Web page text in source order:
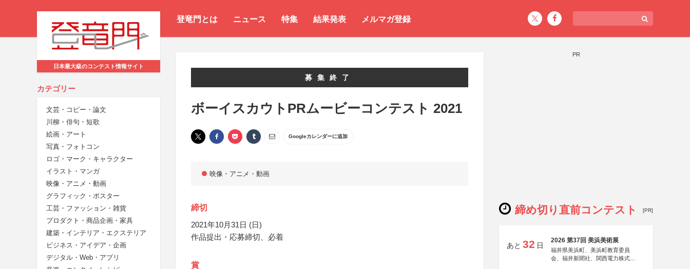
登竜門とは ニュース 特集 結果発表 メルマガ登録
日本最大級のコンテスト情報サイト
カテゴリー
文芸・コピー・論文
川柳・俳句・短歌
絵画・アート
写真・フォトコン
ロゴ・マーク・キャラクター
イラスト・マンガ
映像・アニメ・動画
グラフィック・ポスター
工芸・ファッション・雑貨
プロダクト・商品企画・家具
建築・インテリア・エクステリア
ビジネス・アイデア・企画
デジタル・Web・アプリ
募集終了
ボーイスカウトPRムービーコンテスト 2021
Googleカレンダーに追加
映像・アニメ・動画
締切
2021年10月31日 (日)
作品提出・応募締切、必着
賞
PR
締め切り直前コンテスト [PR]
あと 32 日
2026 第37回 美浜美術展
福井県美浜町、美浜町教育委員
会、福井新聞社、関西電力株式会